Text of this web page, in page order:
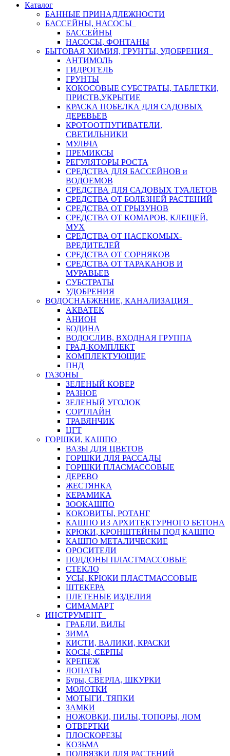
Каталог
БАННЫЕ ПРИНАДЛЕЖНОСТИ
БАССЕЙНЫ, НАСОСЫ
БАССЕЙНЫ
НАСОСЫ, ФОНТАНЫ
БЫТОВАЯ ХИМИЯ, ГРУНТЫ, УДОБРЕНИЯ
АНТИМОЛЬ
ГИДРОГЕЛЬ
ГРУНТЫ
КОКОСОВЫЕ СУБСТРАТЫ, ТАБЛЕТКИ,
ПРИСТВ,УКРЫТИЕ
КРАСКА ПОБЕЛКА ДЛЯ САДОВЫХ
ДЕРЕВЬЕВ
КРОТООТПУГИВАТЕЛИ,
СВЕТИЛЬНИКИ
МУЛЬЧА
ПРЕМИКСЫ
РЕГУЛЯТОРЫ РОСТА
СРЕДСТВА ДЛЯ БАССЕЙНОВ и
ВОДОЕМОВ
СРЕДСТВА ДЛЯ САДОВЫХ ТУАЛЕТОВ
СРЕДСТВА ОТ БОЛЕЗНЕЙ РАСТЕНИЙ
СРЕДСТВА ОТ ГРЫЗУНОВ
СРЕДСТВА ОТ КОМАРОВ, КЛЕЩЕЙ,
МУХ
СРЕДСТВА ОТ НАСЕКОМЫХ-
ВРЕДИТЕЛЕЙ
СРЕДСТВА ОТ СОРНЯКОВ
СРЕДСТВА ОТ ТАРАКАНОВ И
МУРАВЬЕВ
СУБСТРАТЫ
УДОБРЕНИЯ
ВОДОСНАБЖЕНИЕ, КАНАЛИЗАЦИЯ
АКВАТЕК
АНИОН
БОДИНА
ВОДОСЛИВ, ВХОДНАЯ ГРУППА
ГРАД-КОМПЛЕКТ
КОМПЛЕКТУЮЩИЕ
ПНД
ГАЗОНЫ
ЗЕЛЕНЫЙ КОВЕР
РАЗНОЕ
ЗЕЛЕНЫЙ УГОЛОК
СОРТЛАЙН
ТРАВЯНЧИК
ЦГТ
ГОРШКИ, КАШПО
ВАЗЫ ДЛЯ ЦВЕТОВ
ГОРШКИ ДЛЯ РАССАДЫ
ГОРШКИ ПЛАСМАССОВЫЕ
ДЕРЕВО
ЖЕСТЯНКА
КЕРАМИКА
ЗООКАШПО
КОКОВИТЫ, РОТАНГ
КАШПО ИЗ АРХИТЕКТУРНОГО БЕТОНА
КРЮКИ, КРОНШТЕЙНЫ ПОД КАШПО
КАШПО МЕТАЛИЧЕСКИЕ
ОРОСИТЕЛИ
ПОДДОНЫ ПЛАСТМАССОВЫЕ
СТЕКЛО
УСЫ, КРЮКИ ПЛАСТМАССОВЫЕ
ШТЕКЕРА
ПЛЕТЕНЫЕ ИЗДЕЛИЯ
СИМАМАРТ
ИНСТРУМЕНТ
ГРАБЛИ, ВИЛЫ
ЗИМА
КИСТИ, ВАЛИКИ, КРАСКИ
КОСЫ, СЕРПЫ
КРЕПЕЖ
ЛОПАТЫ
Буры, СВЕРЛА, ШКУРКИ
МОЛОТКИ
МОТЫГИ, ТЯПКИ
ЗАМКИ
НОЖОВКИ, ПИЛЫ, ТОПОРЫ, ЛОМ
ОТВЕРТКИ
ПЛОСКОРЕЗЫ
КОЗЬМА
ПОДВЯЗКИ ДЛЯ РАСТЕНИЙ